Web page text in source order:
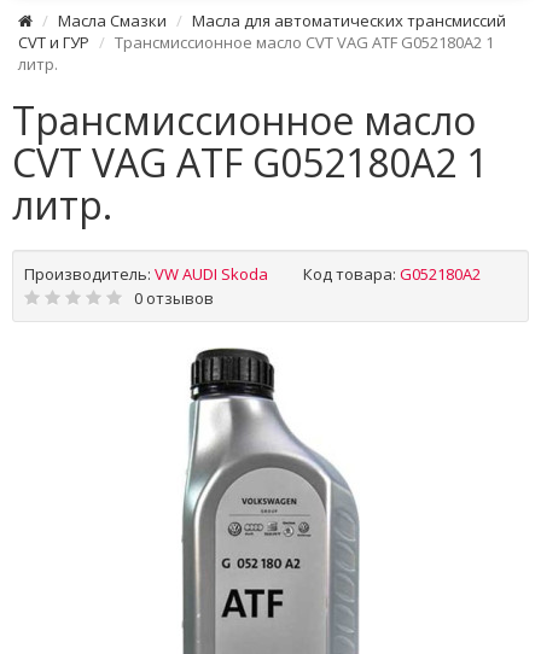
Масла Смазки
Масла для автоматических трансмиссий
CVT и ГУР
Трансмиссионное масло CVT VAG ATF G052180A2 1
литр.
Трансмиссионное масло
CVT VAG ATF G052180A2 1
литр.
Производитель: VW AUDI Skoda Код товара: G052180A2
0 отзывов